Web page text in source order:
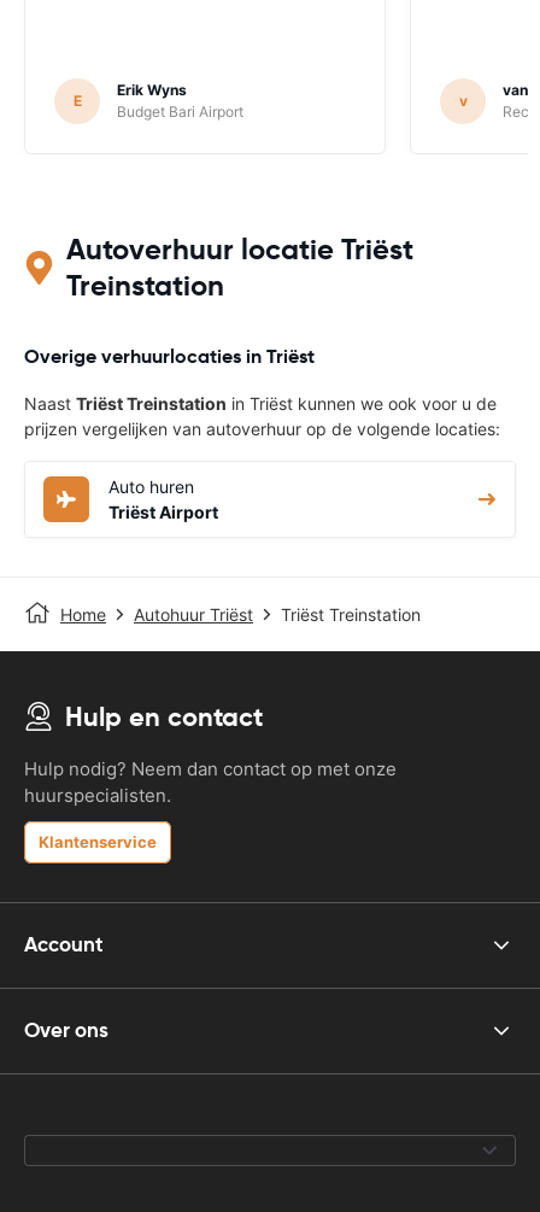
E
Erik Wyns
Budget Bari Airport
v
van
Autoverhuur locatie Triëst
Treinstation
Overige verhuurlocaties in Triëst
Naast Triëst Treinstation in Triëst kunnen we ook voor u de
prijzen vergelijken van autoverhuur op de volgende locaties:
Auto huren
Triëst Airport
Home Autohuur Triëst Triëst Treinstation
Hulp en contact
Hulp nodig? Neem dan contact op met onze
huurspecialisten.
Klantenservice
Account
Over ons